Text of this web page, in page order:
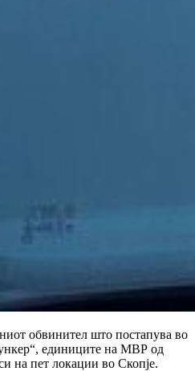
обвинител што постапува во
единиците на МВР од
на пет локации во Скопје.